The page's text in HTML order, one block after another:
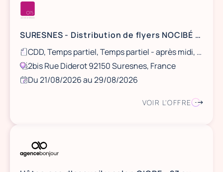
SURESNES - Distribution de flyers NOCIBÉ - 21 et 22 août / 28 et 29 août
CDD, Temps partiel, Temps partiel - après midi, Ponctuel
2bis Rue Diderot 92150 Suresnes, France
Du 21/08/2026 au 29/08/2026
VOIR L'OFFRE